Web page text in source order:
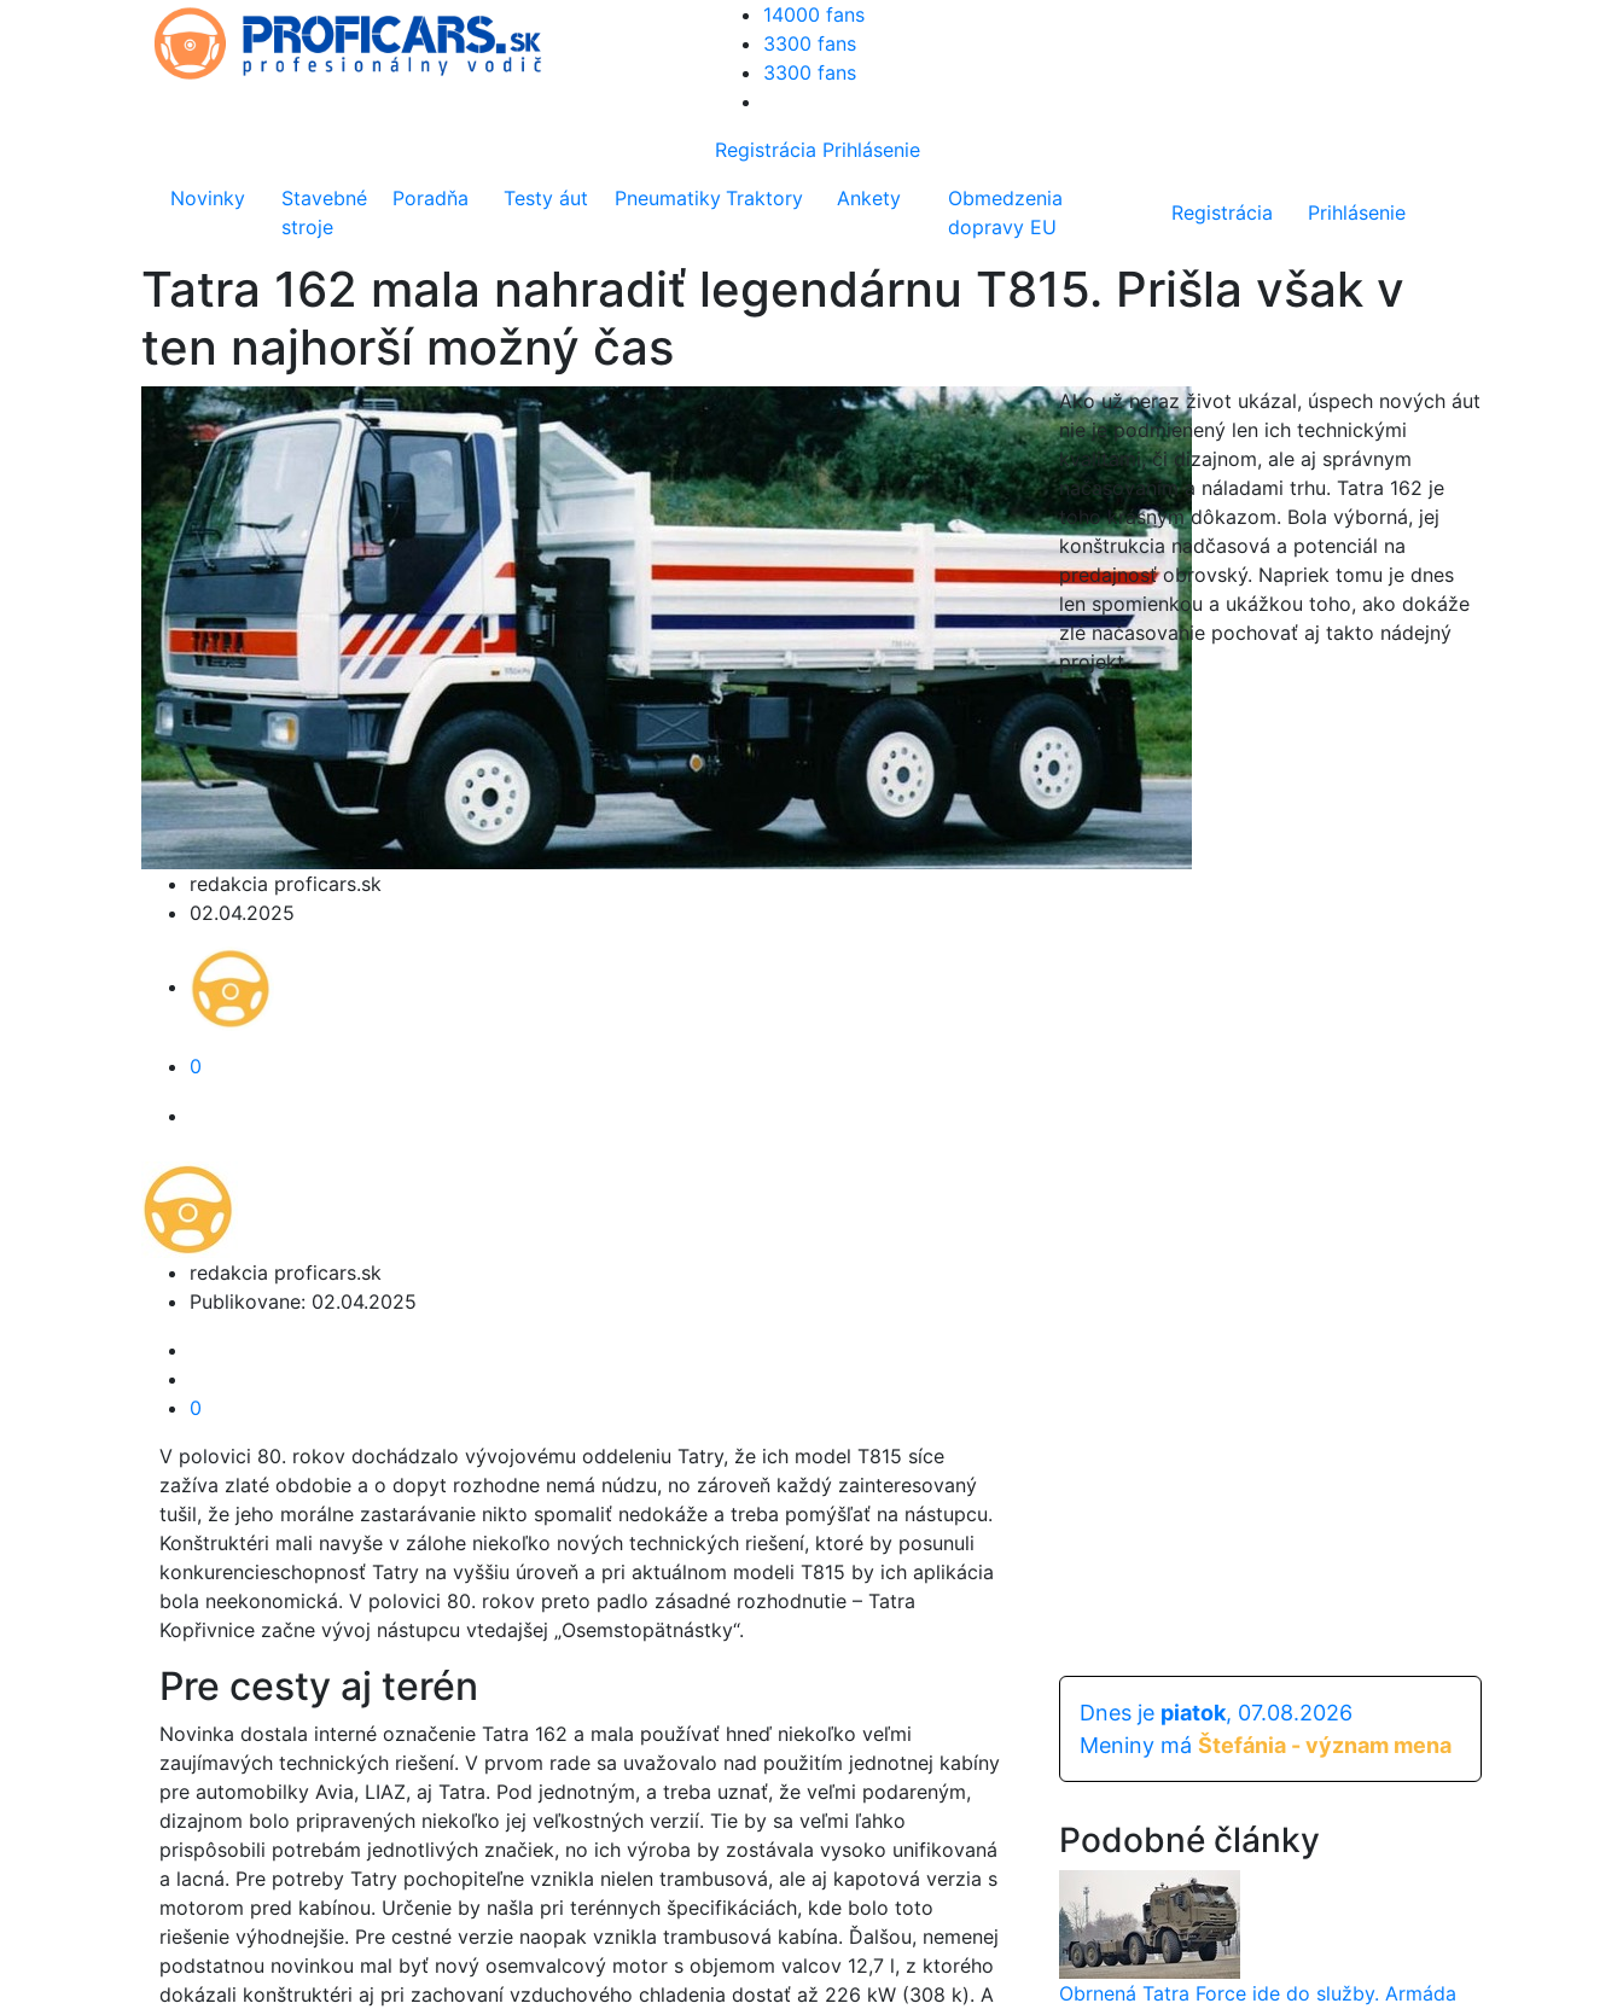
14000 fans
3300 fans
3300 fans
Registrácia Prihlásenie
Novinky
Stavebné
stroje
Poradňa Testy áut Pneumatiky Traktory Ankety
Obmedzenia
dopravy EU
Registrácia Prihlásenie
Tatra 162 mala nahradiť legendárnu T815. Prišla však v
ten najhorší možný čas
redakcia proficars.sk
02.04.2025
0
Ako už neraz život ukázal, úspech nových áut
nie je podmienený len ich technickými
kvalitami, či dizajnom, ale aj správnym
načasovaním a náladami trhu. Tatra 162 je
toho krásnym dôkazom. Bola výborná, jej
konštrukcia nadčasová a potenciál na
predajnosť obrovský. Napriek tomu je dnes
len spomienkou a ukážkou toho, ako dokáže
zlé načasovanie pochovať aj takto nádejný
projekt.
redakcia proficars.sk
Publikovane: 02.04.2025
0
V polovici 80. rokov dochádzalo vývojovému oddeleniu Tatry, že ich model T815 síce
zažíva zlaté obdobie a o dopyt rozhodne nemá núdzu, no zároveň každý zainteresovaný
tušil, že jeho morálne zastarávanie nikto spomaliť nedokáže a treba pomýšľať na nástupcu.
Konštruktéri mali navyše v zálohe niekoľko nových technických riešení, ktoré by posunuli
konkurencieschopnosť Tatry na vyššiu úroveň a pri aktuálnom modeli T815 by ich aplikácia
bola neekonomická. V polovici 80. rokov preto padlo zásadné rozhodnutie – Tatra
Kopřivnice začne vývoj nástupcu vtedajšej „Osemstopätnástky“.
Pre cesty aj terén
Novinka dostala interné označenie Tatra 162 a mala používať hneď niekoľko veľmi
zaujímavých technických riešení. V prvom rade sa uvažovalo nad použitím jednotnej kabíny
pre automobilky Avia, LIAZ, aj Tatra. Pod jednotným, a treba uznať, že veľmi podareným,
dizajnom bolo pripravených niekoľko jej veľkostných verzií. Tie by sa veľmi ľahko
prispôsobili potrebám jednotlivých značiek, no ich výroba by zostávala vysoko unifikovaná
a lacná. Pre potreby Tatry pochopiteľne vznikla nielen trambusová, ale aj kapotová verzia s
motorom pred kabínou. Určenie by našla pri terénnych špecifikáciách, kde bolo toto
riešenie výhodnejšie. Pre cestné verzie naopak vznikla trambusová kabína. Ďalšou, nemenej
podstatnou novinkou mal byť nový osemvalcový motor s objemom valcov 12,7 l, z ktorého
dokázali konštruktéri aj pri zachovaní vzduchového chladenia dostať až 226 kW (308 k). A
Dnes je piatok, 07.08.2026
Meniny má Štefánia - význam mena
Podobné články
Obrnená Tatra Force ide do služby. Armáda